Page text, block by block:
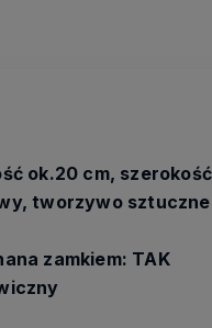
ok.20 cm,
tworzywo
zamkiem: TAK